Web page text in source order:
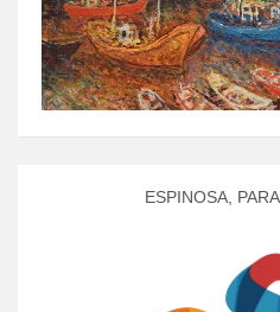
ESPINOSA,